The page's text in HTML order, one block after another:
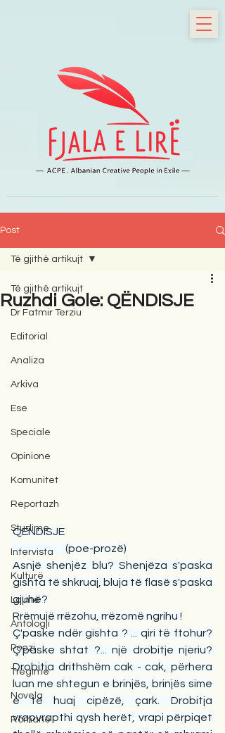
Post
Të gjithë artikujt
Dr Fatmir Terziu
Editorial
Analiza
Arkiva
Ese
Speciale
Opinione
Komunitet
Reportazh
Studime
Intervista
Kulturë
Lajme
Antologji
Poezi
Tregime
Novela
Romane
Të gjithë artikujt
Ruzhdi Gole: QËNDISJE
QËNDISJE
(poe-prozë)
Asnjë shenjëz blu? Shenjëza s'paska
gishta të shkruaj, bluja të flasë s'paska
gjuhë?
Rrëmujë rrëzohu, rrëzomë ngrihu !
Ç'paske ndër gishta ? ... qiri të ftohur?
Ç'paske shtat ?... një drobitje njeriu?
Drobitja drithshëm cak - cak, përhera
luan me shtegun e brinjës, brinjës sime
e të huaj cipëzë, çark. Drobitja
vrapvrapthi qysh herët, vrapi përpiqet